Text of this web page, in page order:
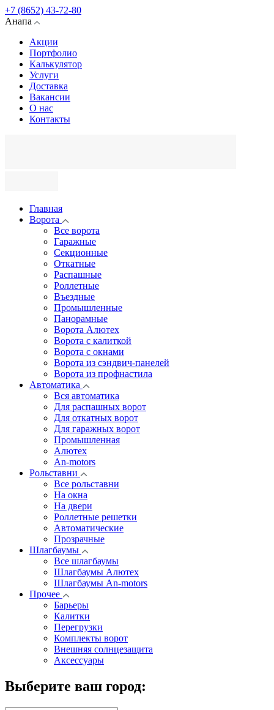
+7 (8652) 43-72-80
Анапа
Акции
Портфолио
Калькулятор
Услуги
Доставка
Вакансии
О нас
Контакты
Главная
Ворота
Все ворота
Гаражные
Секционные
Откатные
Распашные
Роллетные
Въездные
Промышленные
Панорамные
Ворота Алютех
Ворота с калиткой
Ворота c окнами
Ворота из сэндвич-панелей
Ворота из профнастила
Автоматика
Вся автоматика
Для распашных ворот
Для откатных ворот
Для гаражных ворот
Промышленная
Алютех
An-motors
Рольставни
Все рольставни
На окна
На двери
Роллетные решетки
Автоматические
Прозрачные
Шлагбаумы
Все шлагбаумы
Шлагбаумы Алютех
Шлагбаумы An-motors
Прочее
Барьеры
Калитки
Перегрузки
Комплекты ворот
Внешняя солнцезащита
Аксессуары
Выберите ваш город: